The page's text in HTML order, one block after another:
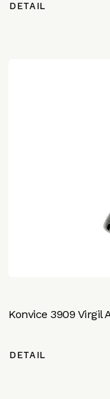
DETAIL
Konvice 3909 Virgil
DETAIL